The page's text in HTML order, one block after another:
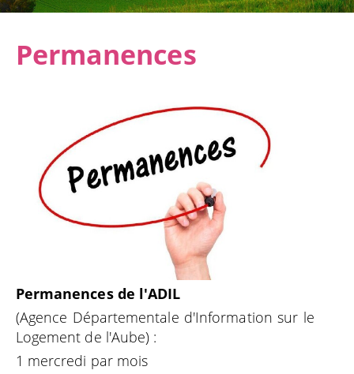
Permanences
Permanences de l'ADIL
(Agence Départementale d'Information sur le
Logement de l'Aube) :
1 mercredi par mois